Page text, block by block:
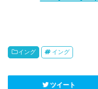
イング イング
ツイート